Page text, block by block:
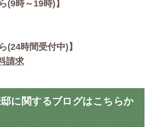
(9時～19時)】
(24時間受付中)】
請求
に関するブログはこちらか